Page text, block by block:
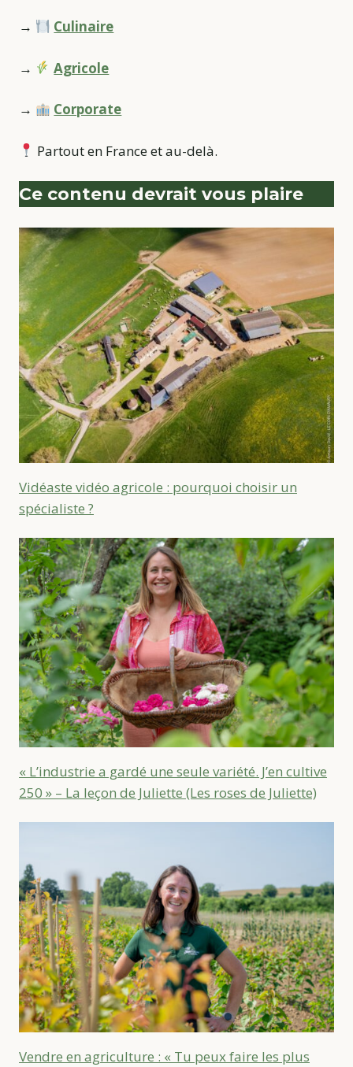
→ Culinaire
→ Agricole
→ Corporate
Partout en France et au-delà.
Ce contenu devrait vous plaire
Vidéaste vidéo agricole : pourquoi choisir un
spécialiste ?
« L’industrie a gardé une seule variété. J’en cultive
250 » – La leçon de Juliette (Les roses de Juliette)
Vendre en agriculture : « Tu peux faire les plus